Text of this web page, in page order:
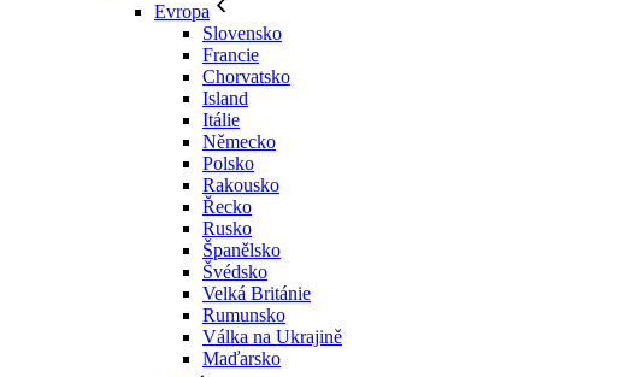
Evropa
Slovensko
Francie
Chorvatsko
Island
Itálie
Německo
Polsko
Rakousko
Řecko
Rusko
Španělsko
Švédsko
Velká Británie
Rumunsko
Válka na Ukrajině
Maďarsko